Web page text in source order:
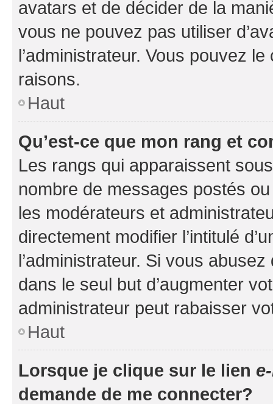
avatars et de décider de la
vous ne pouvez pas utiliser
l’administrateur. Vous pouvez
raisons.
Haut
Qu’est-ce que mon rang et
Les rangs qui apparaissent
nombre de messages postés
les modérateurs et
directement modifier l’intitulé
l’administrateur. Si vous
dans le seul but d’augmenter
administrateur peut rabaisser
Haut
Lorsque je clique sur le lien
demande de me connecter?